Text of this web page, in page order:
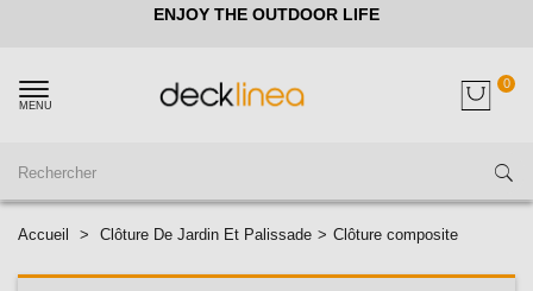
ENJOY THE OUTDOOR LIFE
MENU
0
Accueil > Clôture De Jardin Et Palissade > Clôture composite